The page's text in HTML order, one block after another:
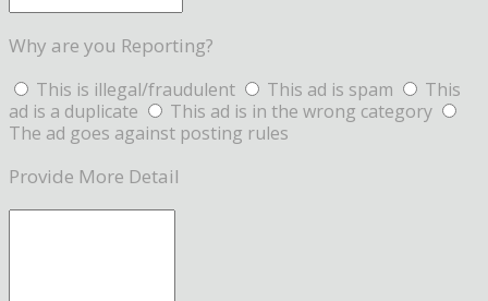
Why are you Reporting?
This is illegal/fraudulent This ad is spam
This
ad is a duplicate
This ad is in the wrong category
The ad goes against posting rules
Provide More Detail